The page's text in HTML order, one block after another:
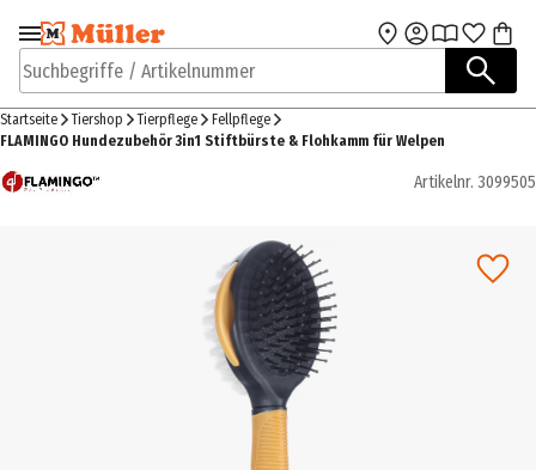
Zur Navigation
springen
Zum Hauptinhalt
Suchbegriffe / Artikelnummer
Startseite Tiershop Tierpflege
Fellpflege
FLAMINGO Hundezubehör 3in1 Stiftbürste & Flohkamm für Welpen
Artikelnr. 3099505